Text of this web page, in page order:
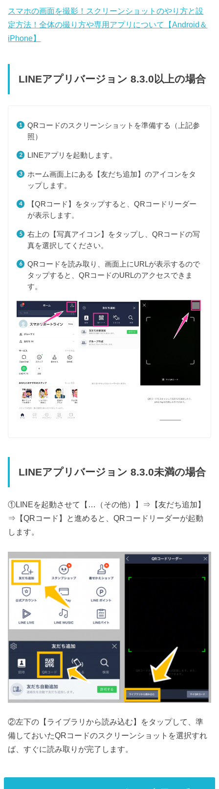
スマホの画面を撮影！スクリーンショットのやり方と設
定方法！全体の撮り方や専用アプリについて【Android＆
iPhone】
LINEアプリバージョン 8.3.0以上の場合
QRコードのスクリーンショットを準備する（上記参
照）
LINEアプリを起動します。
ホーム画面上にある【友だち追加】のアイコンをタ
ップします。
【QRコード】をタップすると、QRコードリーダー
が表示します。
右上の【写真アイコン】をタップし、QRコードの写
真を選択してください。
QRコードを読み取り、画面上にURLが表示するので
タップすると、QRコードのURLのアクセスできま
す。
LINEアプリバージョン 8.3.0未満の場合
①LINEを起動させて【…（その他）】⇒【友だち追加】
⇒【QRコード】と進めると、QRコードリーダーが起動
します。
②左下の【ライブラリから読み込む】をタップして、準
備しておいたQRコードのスクリーンショットを選択すれ
ば、すぐに読み取りが完了します。